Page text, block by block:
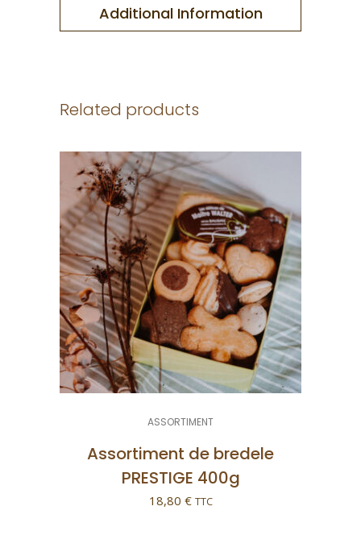
quantityAdditional Information
Related products
ASSORTIMENT
Assortiment de bredele
PRESTIGE 400g
18,80 € TTC